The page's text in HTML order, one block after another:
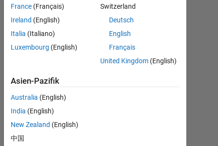
endorse
this
in
a
France (Français)
Ireland (English)
Italia (Italiano)
Luxembourg (English)
Switzerland
Deutsch
English
Français
United Kingdom (English)
Asien-Pazifik
Australia (English)
India (English)
New Zealand (English)
中国